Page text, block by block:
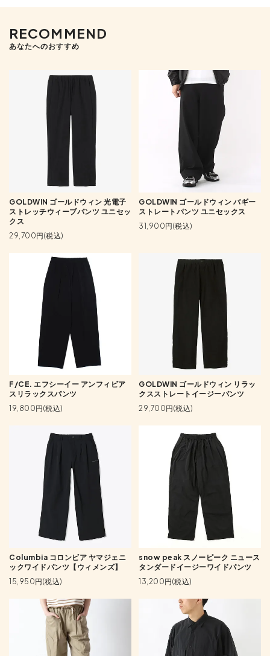
RECOMMEND
あなたへのおすすめ
GOLDWIN ゴールドウィン 光電子
ストレッチウィーブパンツ ユニセッ
クス
29,700円(税込)
GOLDWIN ゴールドウィン バギー
ストレートパンツ ユニセックス
31,900円(税込)
F/CE. エフシーイー アンフィビア
スリラックスパンツ
19,800円(税込)
GOLDWIN ゴールドウィン リラッ
クスストレートイージーパンツ
29,700円(税込)
Columbia コロンビア ヤマジェニ
ックワイドパンツ【ウィメンズ】
15,950円(税込)
snow peak スノーピーク ニュース
タンダードイージーワイドパンツ
13,200円(税込)